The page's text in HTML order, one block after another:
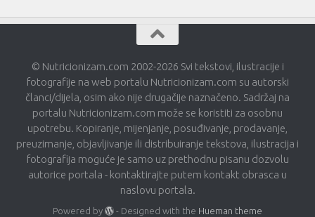
© Nutricionizam.com 2002-2026 Svi tekstovi, ilustracije i
fotografije na web portalu Nutricionizam.com su autorski
članci/dijela, osim ako nije drugačije naznačeno. Sadržaj na
portalu Nutricionizam.com može se koristiti za osobnu
upotrebu. Kopiranje, mijenjanje, posuđivanje, prodavanje,
preuzimanje, objavljivanje ili distribuiranje tekstova, ilustracija i
fotografija moguće je samo uz prethodnu pisanu dozvolu
autorice portala - kontaktirajte putem kontakt obrasca u
naslovu portala.
Powered by - Designed with the Hueman theme